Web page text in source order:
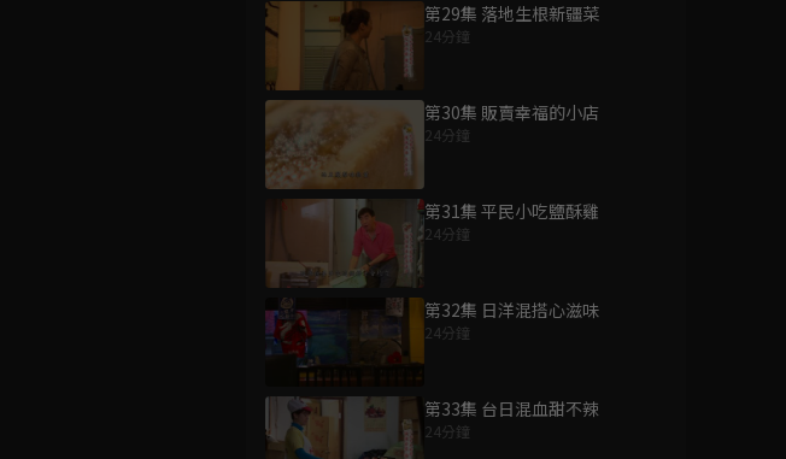
第29集 落地生根新疆菜
24分鐘
第30集 販賣幸福的小店
24分鐘
第31集 平民小吃鹽酥雞
24分鐘
第32集 日洋混搭心滋味
24分鐘
第33集 台日混血甜不辣
24分鐘